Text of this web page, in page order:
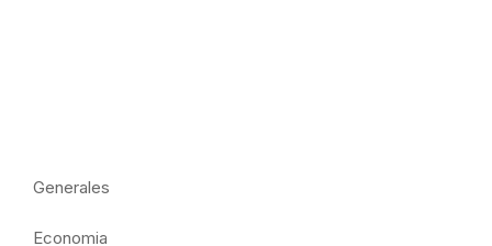
Generales
Economia